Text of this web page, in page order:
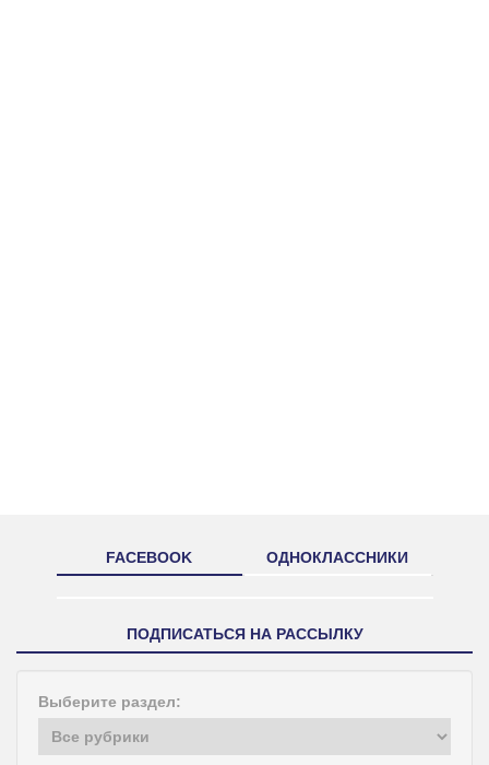
FACEBOOK ОДНОКЛАССНИКИ
ПОДПИСАТЬСЯ НА РАССЫЛКУ
Выберите раздел: